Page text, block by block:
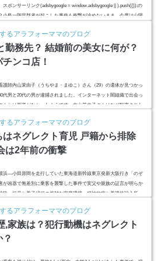
ポンサーリンク(adsbygoogle = window.adsbygoogle || ).push({});の
小島一朗容疑者が起こした事件も衝撃が冷めないまま、今度は山陽
るアラフォーママのブログ
勤務先？ 結婚前の美女に何が？
ンコ店！
護師内山茉由子（うちやま・まゆこ）さん（29）の遺体が見つかっ
代男と20代の男が逮捕されました。インターネット闇組織で出会っ
んとは面識がなかったようです。内山茉由子さんはなぜ殺害された
勤務先？静岡県藤枝市の山中で浜松市浜北区の看護師、内山茉由子
るアラフォーママのブログ
ネグレクト育児 戸籍から排除
は2年前の衝撃
浜―小田原間を走行していた東海道新幹線東京発新大阪行き「のぞ
が凶器で無差別に乗客を襲撃した事件で実父や親族の証言が明らか
除、祖母と養子縁組の複雑な家庭環境、精神的病と養護施設入所
小島一朗の生い立ちはネグレクト育児小島一朗の父「それを
るアラフォーママのブログ
,家族は？犯行動機はネグレクト